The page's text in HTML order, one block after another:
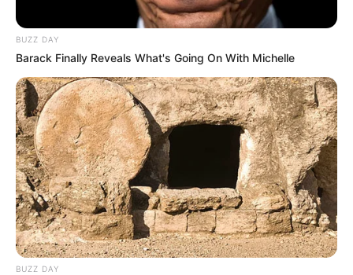
BUZZ DAY
Barack Finally Reveals What's Going On With Michelle
BUZZ DAY